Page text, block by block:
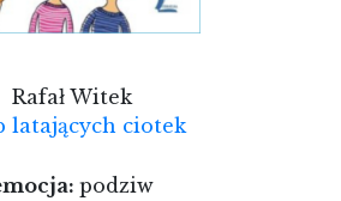
Rafał Witek
latających ciotek
podziw